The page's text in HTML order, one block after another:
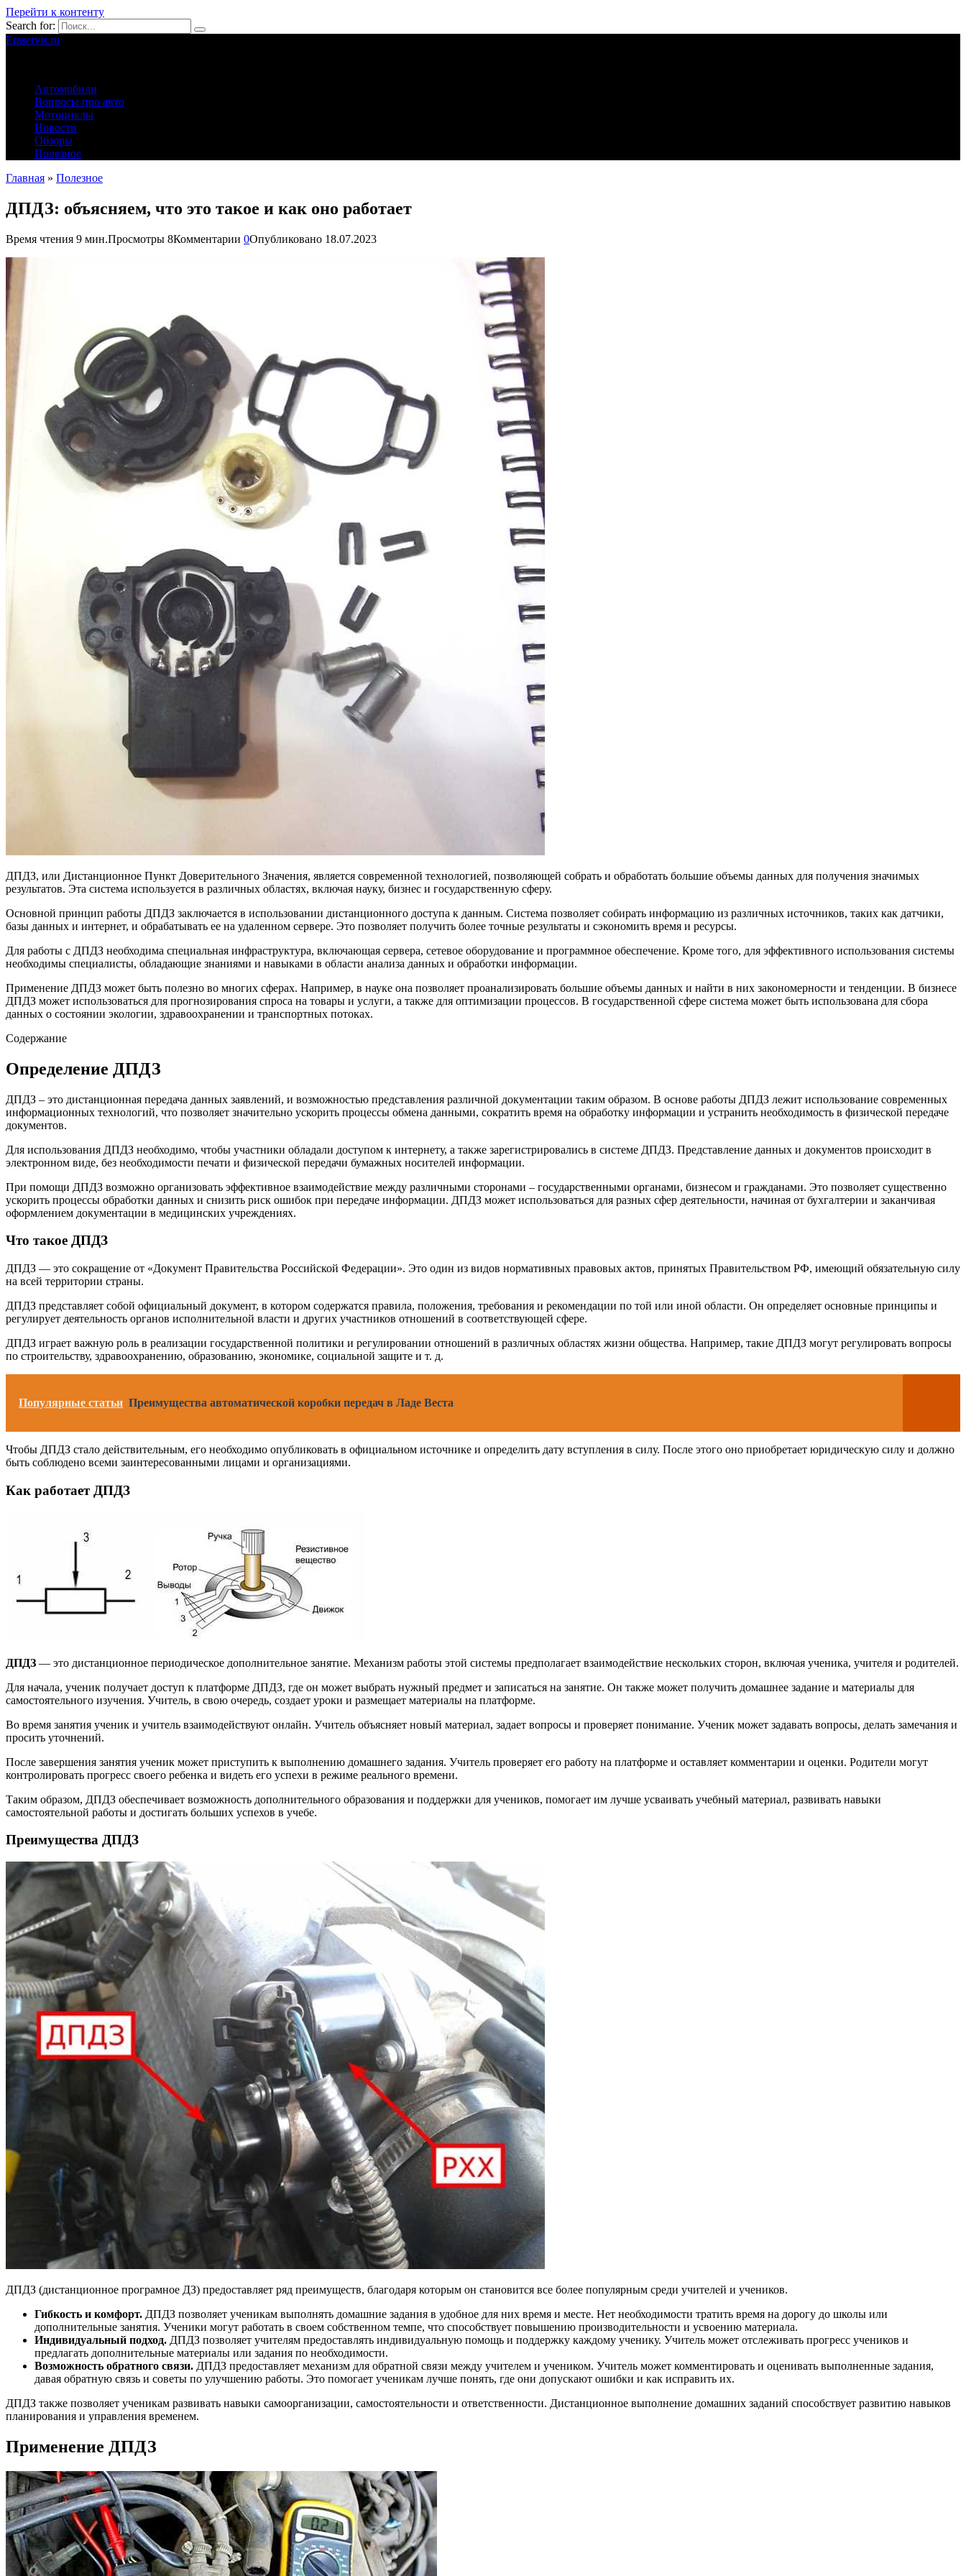
Перейти к контенту
Search for:
Eraservis.ru
Автомобили
Вопросы про авто
Мотоциклы
Новости
Обзоры
Полезное
Главная » Полезное
ДПДЗ: объясняем, что это такое и как оно работает
Время чтения 9 мин.Просмотры 8Комментарии 0Опубликовано 18.07.2023
ДПДЗ, или Дистанционное Пункт Доверительного Значения, является современной технологией, позволяющей собрать и обработать большие объемы данных для получения значимых
результатов. Эта система используется в различных областях, включая науку, бизнес и государственную сферу.
Основной принцип работы ДПДЗ заключается в использовании дистанционного доступа к данным. Система позволяет собирать информацию из различных источников, таких как датчики,
базы данных и интернет, и обрабатывать ее на удаленном сервере. Это позволяет получить более точные результаты и сэкономить время и ресурсы.
Для работы с ДПДЗ необходима специальная инфраструктура, включающая сервера, сетевое оборудование и программное обеспечение. Кроме того, для эффективного использования системы
необходимы специалисты, обладающие знаниями и навыками в области анализа данных и обработки информации.
Применение ДПДЗ может быть полезно во многих сферах. Например, в науке она позволяет проанализировать большие объемы данных и найти в них закономерности и тенденции. В бизнесе
ДПДЗ может использоваться для прогнозирования спроса на товары и услуги, а также для оптимизации процессов. В государственной сфере система может быть использована для сбора
данных о состоянии экологии, здравоохранении и транспортных потоках.
Содержание
Определение ДПДЗ
ДПДЗ – это дистанционная передача данных заявлений, и возможностью представления различной документации таким образом. В основе работы ДПДЗ лежит использование современных
информационных технологий, что позволяет значительно ускорить процессы обмена данными, сократить время на обработку информации и устранить необходимость в физической передаче
документов.
Для использования ДПДЗ необходимо, чтобы участники обладали доступом к интернету, а также зарегистрировались в системе ДПДЗ. Представление данных и документов происходит в
электронном виде, без необходимости печати и физической передачи бумажных носителей информации.
При помощи ДПДЗ возможно организовать эффективное взаимодействие между различными сторонами – государственными органами, бизнесом и гражданами. Это позволяет существенно
ускорить процессы обработки данных и снизить риск ошибок при передаче информации. ДПДЗ может использоваться для разных сфер деятельности, начиная от бухгалтерии и заканчивая
оформлением документации в медицинских учреждениях.
Что такое ДПДЗ
ДПДЗ — это сокращение от «Документ Правительства Российской Федерации». Это один из видов нормативных правовых актов, принятых Правительством РФ, имеющий обязательную силу
на всей территории страны.
ДПДЗ представляет собой официальный документ, в котором содержатся правила, положения, требования и рекомендации по той или иной области. Он определяет основные принципы и
регулирует деятельность органов исполнительной власти и других участников отношений в соответствующей сфере.
ДПДЗ играет важную роль в реализации государственной политики и регулировании отношений в различных областях жизни общества. Например, такие ДПДЗ могут регулировать вопросы
по строительству, здравоохранению, образованию, экономике, социальной защите и т. д.
Популярные статьи Преимущества автоматической коробки передач в Ладе Веста
Чтобы ДПДЗ стало действительным, его необходимо опубликовать в официальном источнике и определить дату вступления в силу. После этого оно приобретает юридическую силу и должно
быть соблюдено всеми заинтересованными лицами и организациями.
Как работает ДПДЗ
ДПДЗ — это дистанционное периодическое дополнительное занятие. Механизм работы этой системы предполагает взаимодействие нескольких сторон, включая ученика, учителя и родителей.
Для начала, ученик получает доступ к платформе ДПДЗ, где он может выбрать нужный предмет и записаться на занятие. Он также может получить домашнее задание и материалы для
самостоятельного изучения. Учитель, в свою очередь, создает уроки и размещает материалы на платформе.
Во время занятия ученик и учитель взаимодействуют онлайн. Учитель объясняет новый материал, задает вопросы и проверяет понимание. Ученик может задавать вопросы, делать замечания и
просить уточнений.
После завершения занятия ученик может приступить к выполнению домашнего задания. Учитель проверяет его работу на платформе и оставляет комментарии и оценки. Родители могут
контролировать прогресс своего ребенка и видеть его успехи в режиме реального времени.
Таким образом, ДПДЗ обеспечивает возможность дополнительного образования и поддержки для учеников, помогает им лучше усваивать учебный материал, развивать навыки
самостоятельной работы и достигать больших успехов в учебе.
Преимущества ДПДЗ
ДПДЗ (дистанционное програмное ДЗ) предоставляет ряд преимуществ, благодаря которым он становится все более популярным среди учителей и учеников.
Гибкость и комфорт. ДПДЗ позволяет ученикам выполнять домашние задания в удобное для них время и месте. Нет необходимости тратить время на дорогу до школы или
дополнительные занятия. Ученики могут работать в своем собственном темпе, что способствует повышению производительности и усвоению материала.
Индивидуальный подход. ДПДЗ позволяет учителям предоставлять индивидуальную помощь и поддержку каждому ученику. Учитель может отслеживать прогресс учеников и
предлагать дополнительные материалы или задания по необходимости.
Возможность обратного связи. ДПДЗ предоставляет механизм для обратной связи между учителем и учеником. Учитель может комментировать и оценивать выполненные задания,
давая обратную связь и советы по улучшению работы. Это помогает ученикам лучше понять, где они допускают ошибки и как исправить их.
ДПДЗ также позволяет ученикам развивать навыки самоорганизации, самостоятельности и ответственности. Дистанционное выполнение домашних заданий способствует развитию навыков
планирования и управления временем.
Применение ДПДЗ